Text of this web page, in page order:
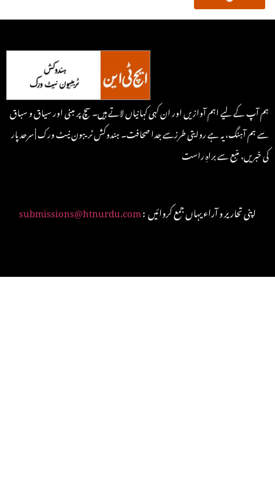
ہم آپ کے لیے اہم آوازیں اور ان کہی کہانیاں لاتے ہیں۔ سچ پر مبنی اور سیاق و سباق
سے ہم آہنگ، یہ ہے روایتی طرزسے جدا صحافت۔ ہندوکش ٹریبون نیٹ ورک | سرحد پار
کی خبریں، منبع سے براہِ راست
submissions@htnurdu.com : اپنی تحاریر و آراء یہاں جمع کروائیں